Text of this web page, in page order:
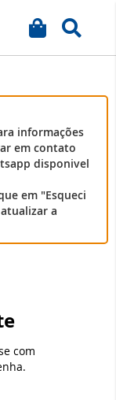
Pular
Meu
informações
em contato
disponivel
em "Esqueci
a
com